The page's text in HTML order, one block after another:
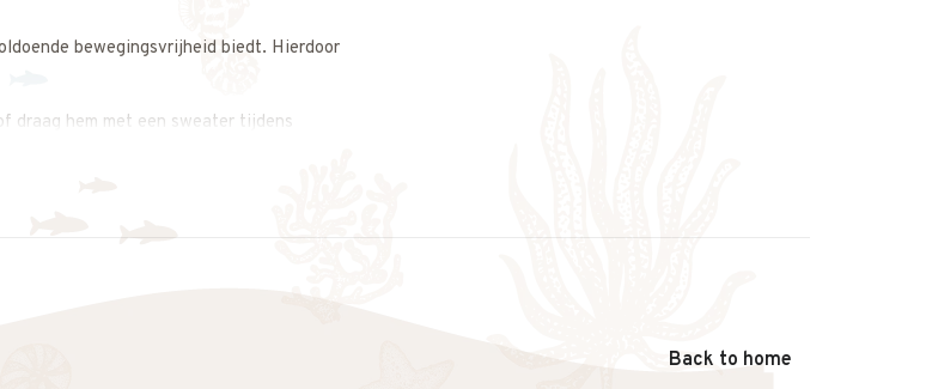
bewegingsvrijheid biedt. Hierdoor
draag hem met een sweater tijdens
graag.
Back to home